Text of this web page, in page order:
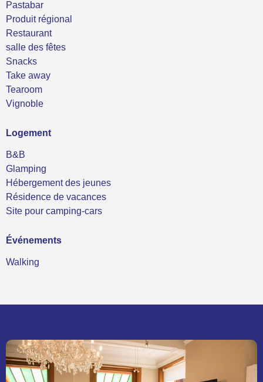
Pastabar
Produit régional
Restaurant
salle des fêtes
Snacks
Take away
Tearoom
Vignoble
Logement
B&B
Glamping
Hébergement des jeunes
Résidence de vacances
Site pour camping-cars
Événements
Walking